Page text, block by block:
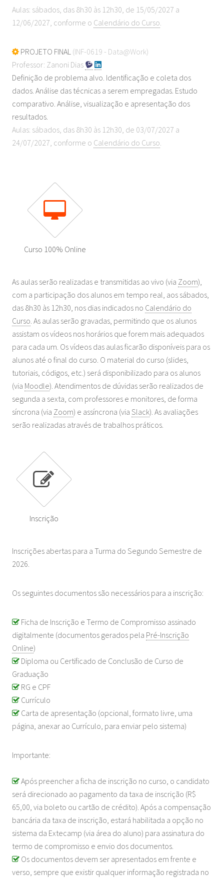
Aulas: sábados, das 8h30 às 12h30, de 15/05/2027 a
12/06/2027, conforme o Calendário do Curso
PROJETO FINAL (INF-0619 - Data@Work)
Professor: Zanoni Dias
Definição de problema alvo. Identificação e coleta dos
dados. Análise das técnicas a serem empregadas. Estudo
comparativo. Análise, visualização e apresentação dos
resultados.
Aulas: sábados, das 8h30 às 12h30, de 03/07/2027 a
24/07/2027, conforme o Calendário do Curso
Curso 100% Online
As aulas serão realizadas e transmitidas ao vivo (via Zoom),
com a participação dos alunos em tempo real, aos sábados,
das 8h30 às 12h30, nos dias indicados no Calendário do
Curso . As aulas serão gravadas, permitindo que os alunos
assistam os vídeos nos horários que forem mais adequados
para cada um. Os vídeos das aulas ficarão disponíveis para os
alunos até o final do curso. O material do curso (slides,
tutoriais, códigos, etc.) será disponibilizado para os alunos
(via Moodle). Atendimentos de dúvidas serão realizados de
segunda a sexta, com professores e monitores, de forma
síncrona (via Zoom) e assíncrona (via Slack). As avaliações
serão realizadas através de trabalhos práticos.
Inscrição
Inscrições abertas para a Turma do Segundo Semestre de
2026.
Os seguintes documentos são necessários para a inscrição:
Ficha de Inscrição e Termo de Compromisso assinado
digitalmente (documentos gerados pela Pré-Inscrição
Online)
Diploma ou Certificado de Conclusão de Curso de
Graduação
RG e CPF
Currículo
Carta de apresentação (opcional, formato livre, uma
página, anexar ao Currículo, para enviar pelo sistema)
Importante:
Após preencher a ficha de inscrição no curso, o candidato
será direcionado ao pagamento da taxa de inscrição (R$
65,00, via boleto ou cartão de crédito). Após a compensação
bancária da taxa de inscrição, estará habilitada a opção no
sistema da Extecamp (via área do aluno) para assinatura do
termo de compromisso e envio dos documentos.
Os documentos devem ser apresentados em frente e
verso, sempre que existir qualquer informação registrada no